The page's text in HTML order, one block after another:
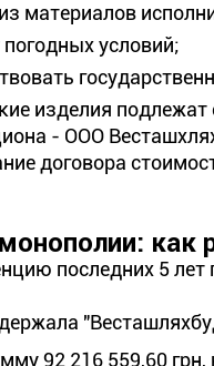
материалов
условий;
изделия
- ООО
договора
как
последних 5
92 216 559,60